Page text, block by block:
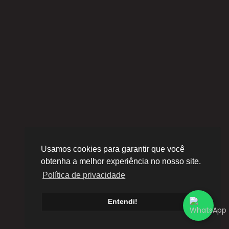
Usamos cookies para garantir que você
obtenha a melhor experiência no nosso site.
Política de privacidade
Entendi!